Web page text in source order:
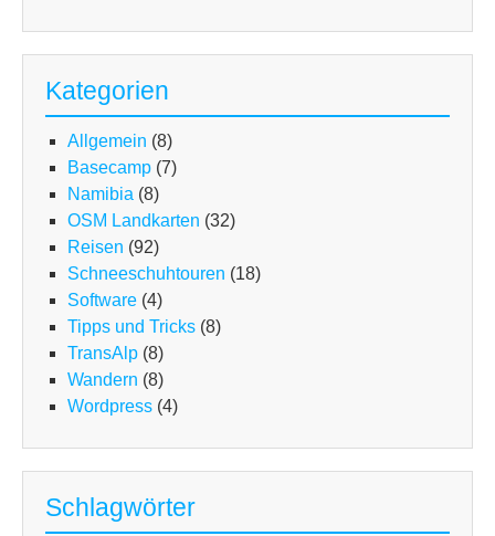
Kategorien
Allgemein (8)
Basecamp (7)
Namibia (8)
OSM Landkarten (32)
Reisen (92)
Schneeschuhtouren (18)
Software (4)
Tipps und Tricks (8)
TransAlp (8)
Wandern (8)
Wordpress (4)
Schlagwörter